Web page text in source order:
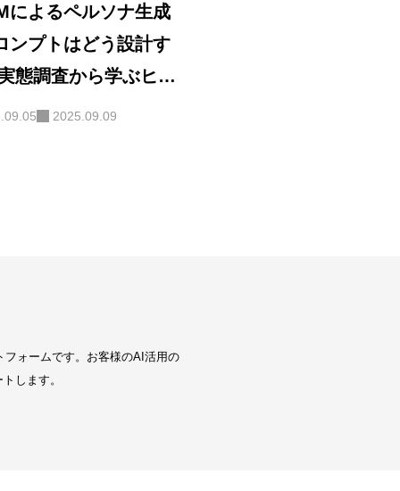
によるペルソナ生成
ンプトはどう設計す
態調査から学ぶヒン
2025.09.09
ォームです。お客様のAI活用の
します。